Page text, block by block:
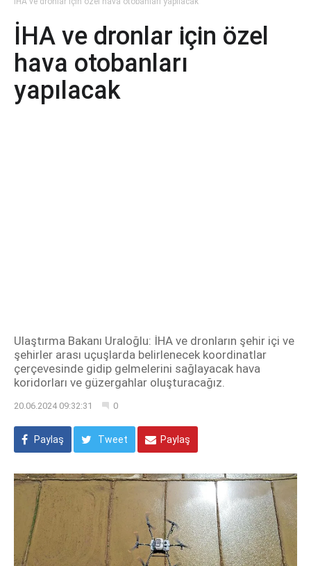
İHA ve dronlar için özel
hava otobanları
yapılacak
Ulaştırma Bakanı Uraloğlu: İHA ve dronların şehir içi ve
şehirler arası uçuşlarda belirlenecek koordinatlar
çerçevesinde gidip gelmelerini sağlayacak hava
koridorları ve güzergahlar oluşturacağız.
20.06.2024 09:32:31 0
Paylaş Tweet Paylaş